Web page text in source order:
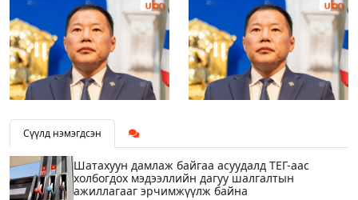
Сүүлд нэмэгдсэн
Шатахуун дамлаж байгаа асуудалд ТЕГ-аас
холбогдох мэдээллийн дагуу шалгалтын
ажиллагааг эрчимжүүлж байна